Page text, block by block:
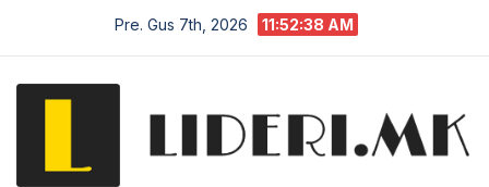
Pre. Gus 7th, 2026 11:52:38 AM